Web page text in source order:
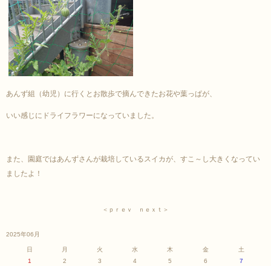
あんず組（幼児）に行くとお散歩で摘んできたお花や葉っぱが、
いい感じにドライフラワーになっていました。
また、園庭ではあんずさんが栽培しているスイカが、すこ～し大きくなってい
ましたよ！
＜ｐｒｅｖ ｎｅｘｔ＞
2025年06月
日 月 火 水 木 金
土
1
2 3 4 5 6
7